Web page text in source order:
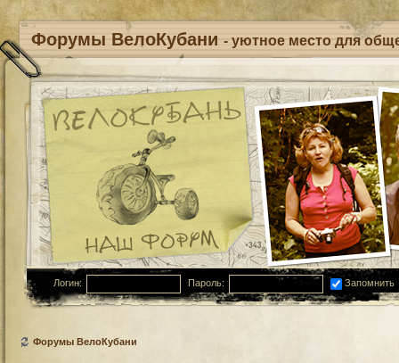
Форумы ВелоКубани - уютное место для
Логин: Пароль: Запомнить
Форумы ВелоКубани